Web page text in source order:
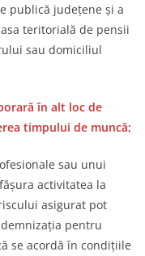
publică judeţene şi a
teritorială de pensii
sau domiciliul
în alt loc de
timpului de muncă;
sau unui
activitatea la
asigurat pot
pentru
se acordă în condiţiile